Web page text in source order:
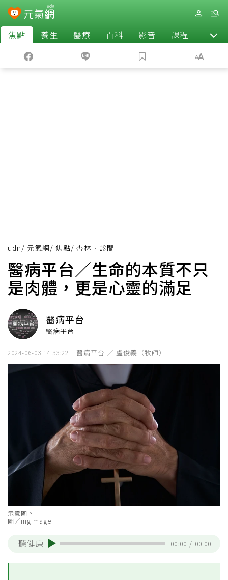
焦點 養生 醫療 百科 影音 課程 退休
udn/ 元氣網/ 焦點/ 杏林．診間
醫病平台／生命的本質不只
是肉體，更是心靈的滿足
醫病平台
醫病平台
2024-06-03 14:33:22 醫病平台 ／ 盧俊義（牧師）
示意圖。
圖／ingimage
聽健康 00:00 / 00:00